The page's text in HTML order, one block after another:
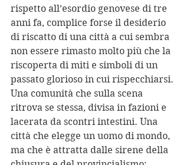
rispetto all’esordio genovese di tre
anni fa, complice forse il desiderio
di riscatto di una città a cui sembra
non essere rimasto molto più che la
riscoperta di miti e simboli di un
passato glorioso in cui rispecchiarsi.
Una comunità che sulla scena
ritrova se stessa, divisa in fazioni e
lacerata da scontri intestini. Una
città che elegge un uomo di mondo,
ma che è attratta dalle sirene della